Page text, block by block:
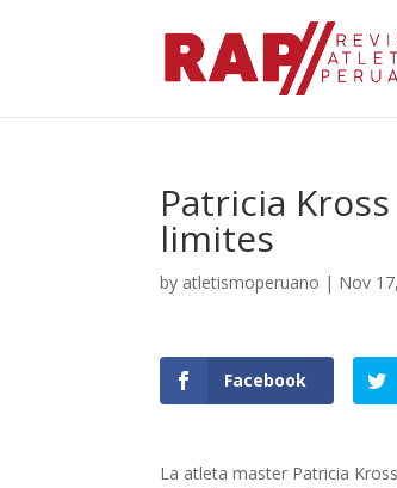
Patricia
limites
by atletismoperuano | Nov
Facebook
La atleta master Patricia